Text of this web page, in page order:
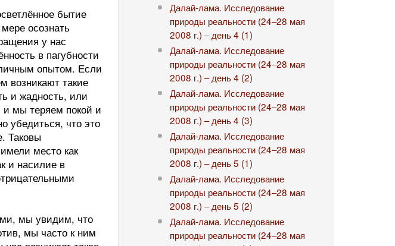
бытие
осознать
у нас
в пагубности
опытом. Если
возникают такие
и жадность, или
и мы теряем покой и
убедиться, что это
Таковы
место как
и насилие в
мы увидим, что
мы часто к ним
Далай-лама. Исследование
природы реальности (24‒28 мая
2008 г.) ‒ день 4 (1)
Далай-лама. Исследование
природы реальности (24‒28 мая
2008 г.) ‒ день 4 (2)
Далай-лама. Исследование
природы реальности (24‒28 мая
2008 г.) ‒ день 4 (3)
Далай-лама. Исследование
природы реальности (24‒28 мая
2008 г.) ‒ день 5 (1)
Далай-лама. Исследование
природы реальности (24‒28 мая
2008 г.) ‒ день 5 (2)
Далай-лама. Исследование
природы реальности (24‒28 мая